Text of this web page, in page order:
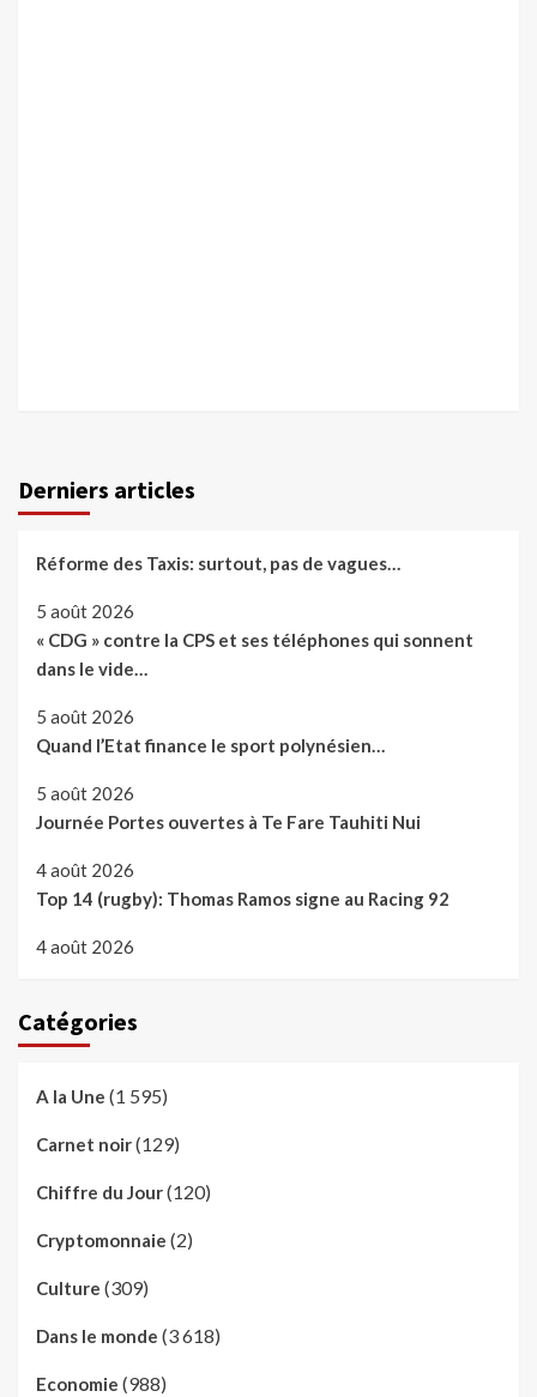
Derniers articles
Réforme des Taxis: surtout, pas de vagues…
5 août 2026
« CDG » contre la CPS et ses téléphones qui sonnent
dans le vide…
5 août 2026
Quand l’Etat finance le sport polynésien…
5 août 2026
Journée Portes ouvertes à Te Fare Tauhiti Nui
4 août 2026
Top 14 (rugby): Thomas Ramos signe au Racing 92
4 août 2026
Catégories
A la Une (1 595)
Carnet noir(129)
Chiffre du Jour(120)
Cryptomonnaie (2)
Culture (309)
Dans le monde (3 618)
Economie (988)